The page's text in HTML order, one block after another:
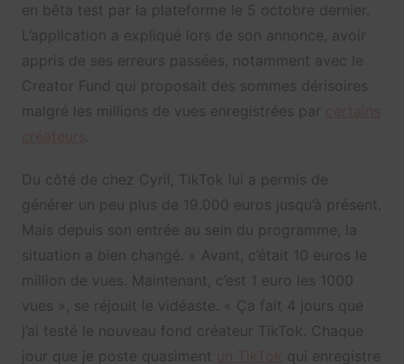
en bêta test par la plateforme le 5 octobre dernier.
L’application a expliqué lors de son annonce, avoir
appris de ses erreurs passées, notamment avec le
Creator Fund qui proposait des sommes dérisoires
malgré les millions de vues enregistrées par
Du côté de chez Cyril, TikTok lui a permis de
générer un peu plus de 19.000 euros jusqu’à présent.
Mais depuis son entrée au sein du programme, la
situation a bien changé. « Avant, c’était 10 euros le
million de vues. Maintenant, c’est 1 euro les 1000
vues », se réjouit le vidéaste. « Ça fait 4 jours que
j’ai testé le nouveau fond créateur TikTok. Chaque
jour que je poste quasiment
qui enregistre